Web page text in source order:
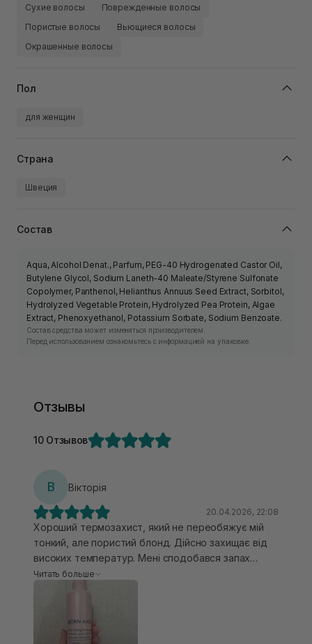
Сухие волосы
Поврежденные волосы
Пористые волосы
Вьющиеся волосы
Окрашенные волосы
Пол
для женщин
Страна
Швеция
Состав
Aqua, Alcohol Denat., Parfum, PEG-40 Hydrogenated Castor Oil,
Butylene Glycol, Sodium Laneth-40 Maleate/Styrene Sulfonate
Copolymer, Panthenol, Helianthus Annuus Seed Extract, Sorbitol,
Hydrolyzed Vegetable Protein, Hydrolyzed Pea Protein, Algae
Extract, Phenoxyethanol, Potassium Sorbate, Sodium Benzoate.
Состав средства может изменяться производителем.
Перед использованием ознакомьтесь с информацией на упаковке.
Отзывы
10 Отзывов
В Вікторія
20.04.2026, 22:08
Хороший термозахист, який не переобяжує мій
тонкий, але пористий блонд. Дійсно захищає від
високих температур. Мені сподобався запах
легкий солодкуватий. І також після нього на браш
подарунок і змогу спробувати цей засіб.
Читать больше